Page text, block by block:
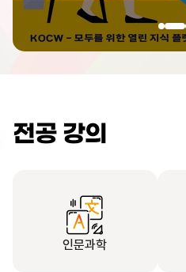
전공 강의
인문과학